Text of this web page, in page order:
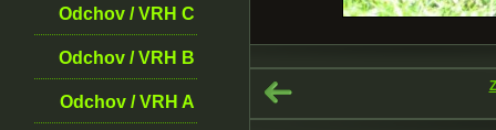
Odchov / VRH C
Odchov / VRH B
Odchov / VRH A